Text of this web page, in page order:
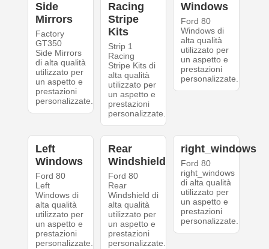
Side
Mirrors
Factory
GT350
Side Mirrors
di alta qualità
utilizzato per
un aspetto e
prestazioni
personalizzate.
Racing
Stripe
Kits
Strip 1
Racing
Stripe Kits di
alta qualità
utilizzato per
un aspetto e
prestazioni
personalizzate.
Windows
Ford 80
Windows di
alta qualità
utilizzato per
un aspetto e
prestazioni
personalizzate.
Left
Windows
Ford 80
Left
Windows di
alta qualità
utilizzato per
un aspetto e
prestazioni
personalizzate.
Rear
Windshield
Ford 80
Rear
Windshield di
alta qualità
utilizzato per
un aspetto e
prestazioni
personalizzate.
right_windows
Ford 80
right_windows
di alta qualità
utilizzato per
un aspetto e
prestazioni
personalizzate.